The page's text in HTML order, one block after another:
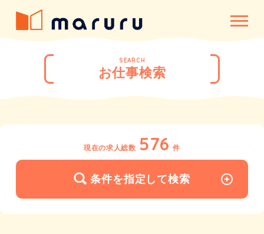
SEARCH
お仕事検索
現在の求人総数 576 件
条件を指定して検索